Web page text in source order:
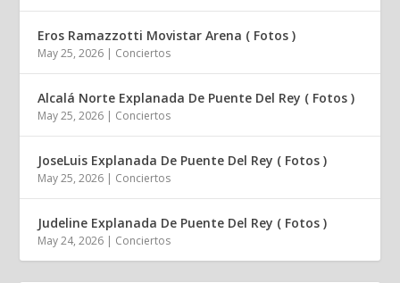
Eros Ramazzotti Movistar Arena ( Fotos )
May 25, 2026 | Conciertos
Alcalá Norte Explanada De Puente Del Rey ( Fotos )
May 25, 2026 | Conciertos
JoseLuis Explanada De Puente Del Rey ( Fotos )
May 25, 2026 | Conciertos
Judeline Explanada De Puente Del Rey ( Fotos )
May 24, 2026 | Conciertos